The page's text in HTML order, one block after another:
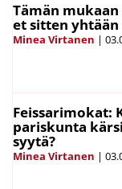
Tämän
et sitten yhtään
Minea Virtanen |
Feissarimokat:
pariskunta
syytä?
Minea Virtanen |